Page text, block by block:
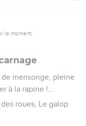
le moment.
mensonge, pleine
à la rapine !...
roues, Le galop